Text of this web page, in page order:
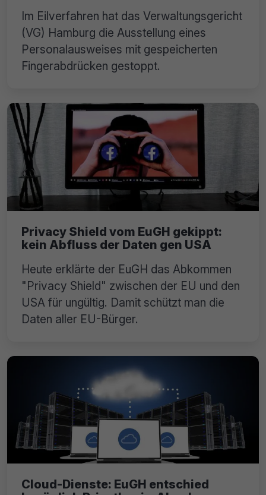
Im Eilverfahren hat das Verwaltungsgericht
(VG) Hamburg die Ausstellung eines
Personalausweises mit gespeicherten
Fingerabdrücken gestoppt.
Privacy Shield vom EuGH gekippt:
kein Abfluss der Daten gen USA
Heute erklärte der EuGH das Abkommen
"Privacy Shield" zwischen der EU und den
USA für ungültig. Damit schützt man die
Daten aller EU-Bürger.
Cloud-Dienste: EuGH entschied